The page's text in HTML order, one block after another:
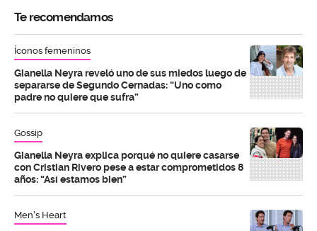
Te recomendamos
Íconos femeninos
Gianella Neyra reveló uno de sus miedos luego de
separarse de Segundo Cernadas: “Uno como
padre no quiere que sufra”
Gossip
Gianella Neyra explica porqué no quiere casarse
con Cristian Rivero pese a estar comprometidos 8
años: “Así estamos bien”
Men's Heart